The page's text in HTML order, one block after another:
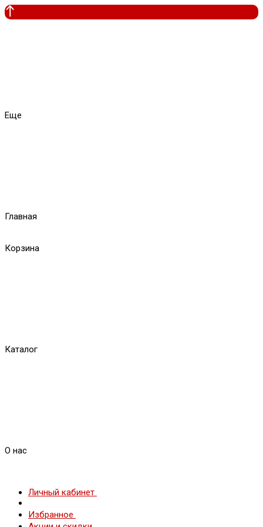
Еще
Главная
Корзина
Каталог
О нас
Личный кабинет
Избранное